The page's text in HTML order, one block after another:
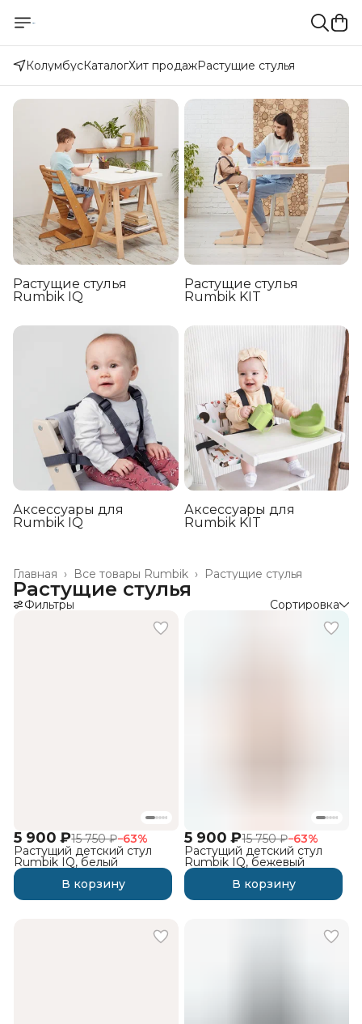
КолумбусКаталогХит продажРастущие стулья
Растущие стулья
Rumbik IQ
Растущие стулья
Rumbik KIT
Аксессуары для
Rumbik IQ
Аксессуары для
Rumbik KIT
Растущие стулья
Все товары Rumbik ›
Главная ›
Растущие стулья
Фильтры Сортировка
5 900 ₽15 750 ₽−63%
Растущий детский стул
Rumbik IQ, белый
В корзину
5 900 ₽15 750 ₽−63%
Растущий детский стул
Rumbik IQ, бежевый
В корзину